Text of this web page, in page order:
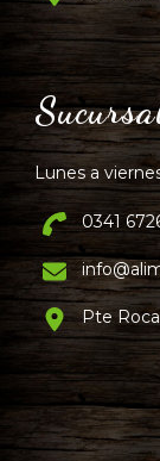
Lunes a
0341
Pte